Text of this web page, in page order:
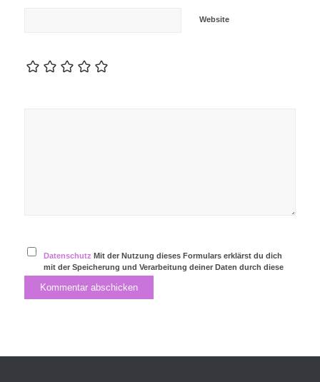
Website
Datenschutz Mit der Nutzung dieses Formulars erklärst du dich
mit der Speicherung und Verarbeitung deiner Daten durch diese
Website einverstanden.